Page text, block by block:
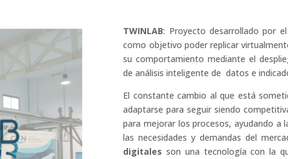
TWINLAB: Proyecto desarrollado por
como objetivo poder replicar
su comportamiento mediante el
de análisis inteligente de datos e
El constante cambio al que está
adaptarse para seguir siendo
para mejorar los procesos, ayudando a
las necesidades y demandas del
digitales son una tecnología con la